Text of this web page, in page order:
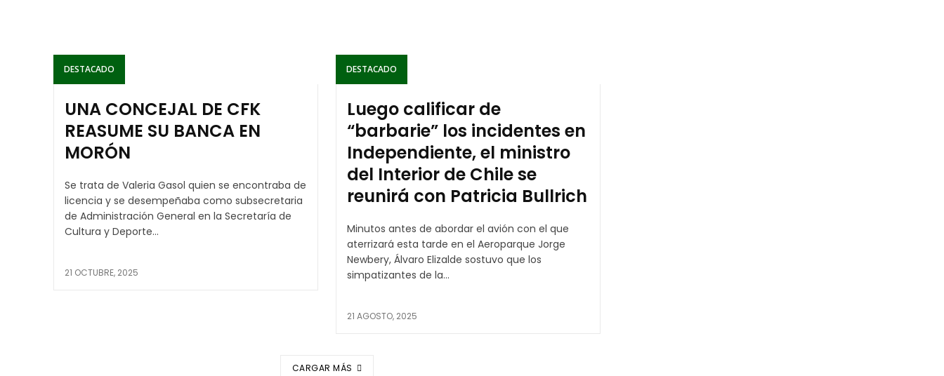
DESTACADO
UNA CONCEJAL DE CFK
REASUME SU BANCA EN
MORÓN
Se trata de Valeria Gasol quien se encontraba de
licencia y se desempeñaba como subsecretaria
de Administración General en la Secretaría de
Cultura y Deporte...
21 OCTUBRE, 2025
DESTACADO
Luego calificar de
“barbarie” los incidentes en
Independiente, el ministro
del Interior de Chile se
reunirá con Patricia Bullrich
Minutos antes de abordar el avión con el que
aterrizará esta tarde en el Aeroparque Jorge
Newbery, Álvaro Elizalde sostuvo que los
simpatizantes de la...
21 AGOSTO, 2025
CARGAR MÁS